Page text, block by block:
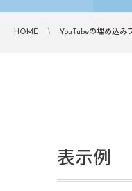
HOME YouTubeの埋め込み
表示例